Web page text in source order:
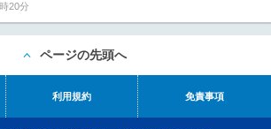
20分
ページの先頭へ
利用規約 免責事項